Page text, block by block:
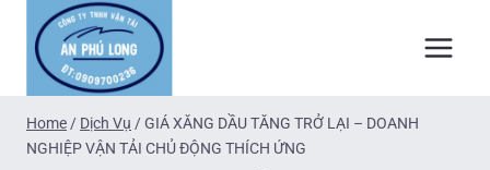
content
Home/ Dịch Vụ /GIÁ XĂNG DẦU TĂNG TRỞ LẠI – DOANH
NGHIỆP VẬN TẢI CHỦ ĐỘNG THÍCH ỨNG